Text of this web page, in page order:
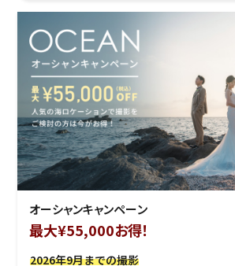
オーシャンキャンペーン
最大¥55,000お得！
2026年9月までの撮影